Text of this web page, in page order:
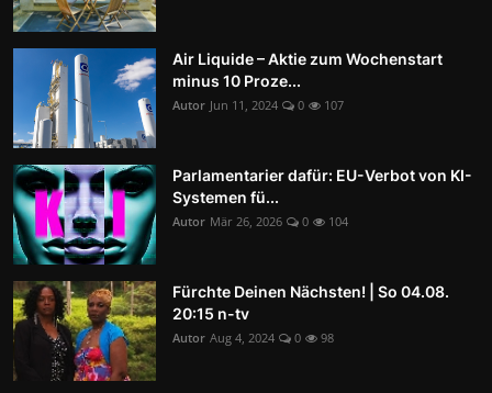
Air Liquide – Aktie zum Wochenstart
minus 10 Proze...
Autor Jun 11, 2024 0 107
Parlamentarier dafür: EU-Verbot von KI-
Systemen fü...
Autor Mär 26, 2026 0 104
Fürchte Deinen Nächsten! | So 04.08.
20:15 n-tv
Autor Aug 4, 2024 0 98